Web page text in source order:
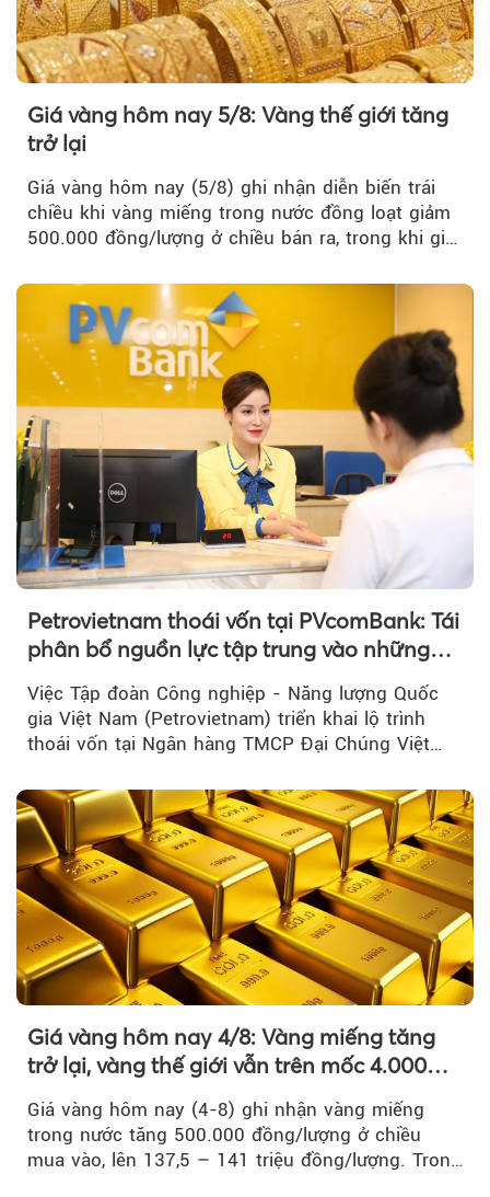
Giá vàng hôm nay 5/8: Vàng thế giới tăng
trở lại
Giá vàng hôm nay (5/8) ghi nhận diễn biến trái
chiều khi vàng miếng trong nước đồng loạt giảm
500.000 đồng/lượng ở chiều bán ra, trong khi giá
thương hiệu.
Petrovietnam thoái vốn tại PVcomBank: Tái
phân bổ nguồn lực tập trung vào những
Việc Tập đoàn Công nghiệp - Năng lượng Quốc
gia Việt Nam (Petrovietnam) triển khai lộ trình
thoái vốn tại Ngân hàng TMCP Đại Chúng Việt
Giá vàng hôm nay 4/8: Vàng miếng tăng
trở lại, vàng thế giới vẫn trên mốc 4.000
Giá vàng hôm nay (4-8) ghi nhận vàng miếng
trong nước tăng 500.000 đồng/lượng ở chiều
mua vào, lên 137,5 – 141 triệu đồng/lượng. Trong